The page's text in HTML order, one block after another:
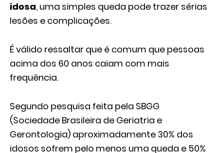
idosa, uma simples queda pode trazer sérias
lesões e complicações.
É válido ressaltar que é comum que pessoas
acima dos 60 anos caiam com mais
frequência.
Segundo pesquisa feita pela SBGG
(Sociedade Brasileira de Geriatria e
Gerontologia) aproximadamente 30% dos
idosos sofrem pelo menos uma queda e 50%